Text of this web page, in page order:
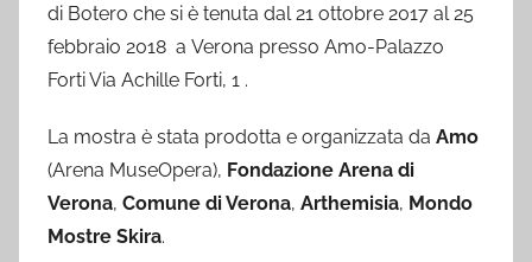
di Botero che si è tenuta dal 21 ottobre 2017 al 25
febbraio 2018 a Verona presso Amo-Palazzo
Forti Via Achille Forti, 1 .
La mostra è stata prodotta e organizzata da Amo
(Arena MuseOpera), Fondazione Arena di
Verona, Comune di Verona, Arthemisia, Mondo
Mostre Skira.